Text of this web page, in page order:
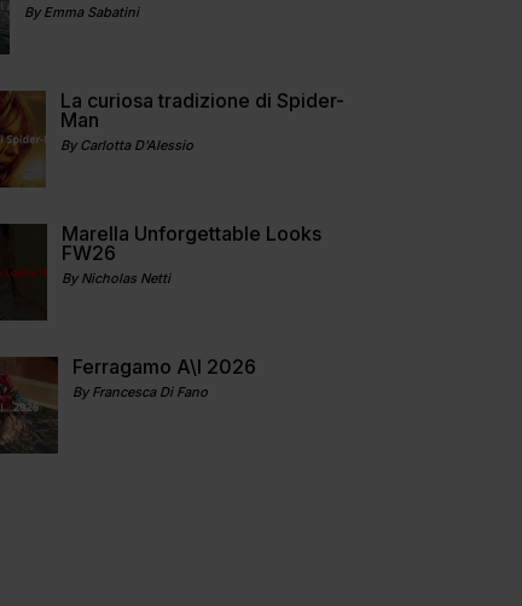
By Emma Sabatini
La curiosa tradizione di Spider-
Man
By Carlotta D'Alessio
Marella Unforgettable Looks
FW26
By Nicholas Netti
Ferragamo A\I 2026
By Francesca Di Fano